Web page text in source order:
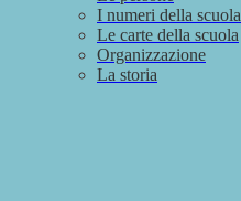
I numeri della scuola
Le carte della scuola
Organizzazione
La storia